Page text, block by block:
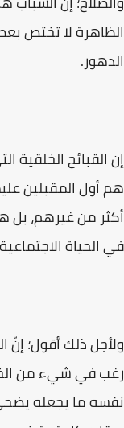
الظاهرة لا تختص
الدهور.
إن القبائح الخلقية
هم أول المقبلين
أكثر من غيرهم، بل
في الحياة
ولأجل ذلك أقول؛ إنّ
رغب في شيء من
نفسه ما يجعله